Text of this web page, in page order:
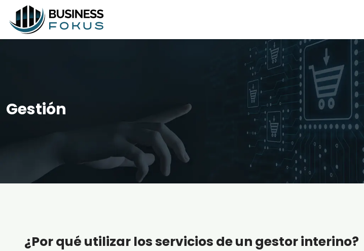
Gestión
¿Por qué utilizar los servicios de un gestor interino?